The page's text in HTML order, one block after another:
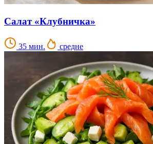
Салат «Клубничка»
35 мин. средне